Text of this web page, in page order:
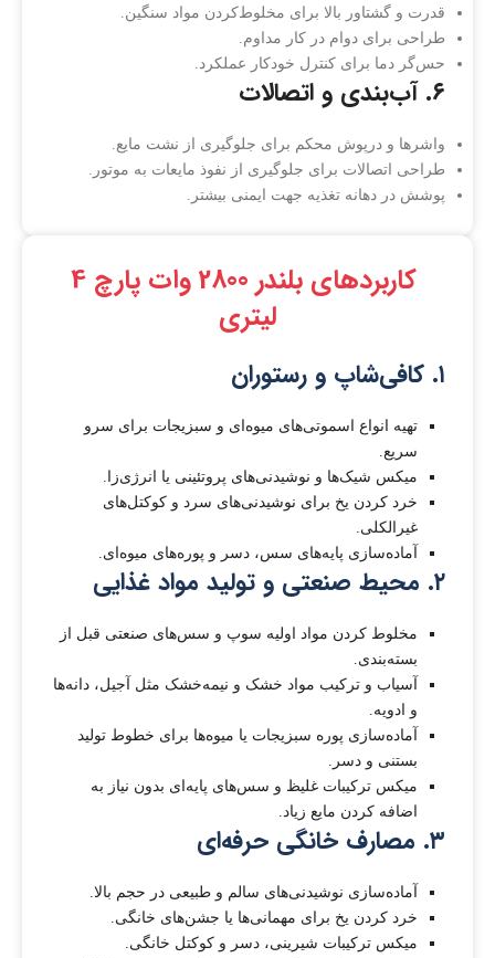
قدرت و گشتاور بالا برای مخلوط‌کردن مواد سنگین.
طراحی برای دوام در کار مداوم.
حس‌گر دما برای کنترل خودکار عملکرد.
۶. آب‌بندی و اتصالات
واشرها و درپوش محکم برای جلوگیری از نشت مایع.
طراحی اتصالات برای جلوگیری از نفوذ مایعات به موتور.
پوشش در دهانه تغذیه جهت ایمنی بیشتر.
کاربردهای بلندر 2800 وات پارچ 4
لیتری
۱. کافی‌شاپ و رستوران
تهیه انواع اسموتی‌های میوه‌ای و سبزیجات برای سرو
سریع.
میکس شیک‌ها و نوشیدنی‌های پروتئینی یا انرژی‌زا.
خرد کردن یخ برای نوشیدنی‌های سرد و کوکتل‌های
غیرالکلی.
آماده‌سازی پایه‌های سس، دسر و پوره‌های میوه‌ای.
۲. محیط صنعتی و تولید مواد غذایی
مخلوط کردن مواد اولیه سوپ و سس‌های صنعتی قبل از
بسته‌بندی.
آسیاب و ترکیب مواد خشک و نیمه‌خشک مثل آجیل، دانه‌ها
و ادویه.
آماده‌سازی پوره سبزیجات یا میوه‌ها برای خطوط تولید
بستنی و دسر.
میکس ترکیبات غلیظ و سس‌های پایه‌ای بدون نیاز به
اضافه کردن مایع زیاد.
۳. مصارف خانگی حرفه‌ای
آماده‌سازی نوشیدنی‌های سالم و طبیعی در حجم بالا.
خرد کردن یخ برای مهمانی‌ها یا جشن‌های خانگی.
میکس ترکیبات شیرینی، دسر و کوکتل خانگی.